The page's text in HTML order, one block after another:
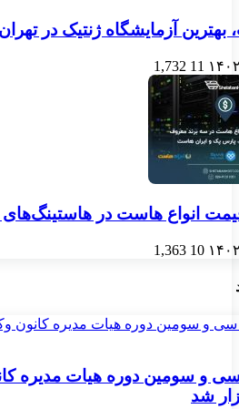
بهترین آزمایشگاه ژنتیک در
11
1,732
انواع هاست در هاستینگ‌های
10
1,363
سی و سومین دوره هیات مدیره
شد